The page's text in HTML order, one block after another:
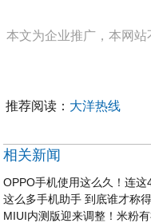
本文为企业推广，本网
推荐阅读： 大洋热线
相关新闻
OPPO手机使用这么久！连
这么多手机助手 到底谁才称
MIUI内测版迎来调整！米粉